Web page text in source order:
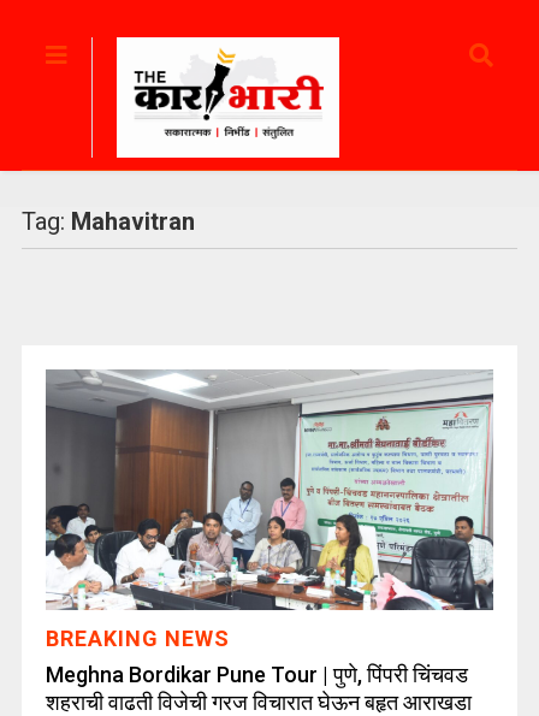
Tag: Mahavitran
BREAKING NEWS
Meghna Bordikar Pune Tour | पुणे, पिंपरी चिंचवड
शहराची वाढती विजेची गरज विचारात घेऊन बहृत आराखडा